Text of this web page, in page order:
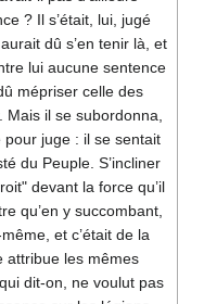
? Il s’était, lui, jugé
dû s’en tenir là, et
lui aucune sentence
mépriser celle des
Mais il se subordonna,
juge : il se sentait
du Peuple. S’incliner
devant la force qu’il
qu’en y succombant,
et c’était de la
attribue les mêmes
dit-on, ne voulut pas